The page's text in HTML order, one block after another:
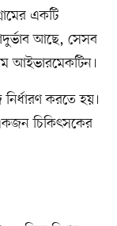
একটি
আছে, সেসব
আইভারমেকটিন।
করতে হয়।
চিকিৎসকের